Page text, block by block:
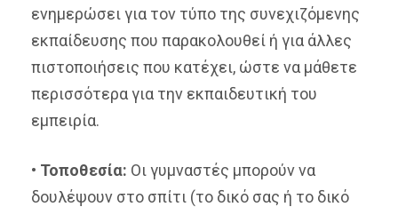
ενημερώσει για τον τύπο της συνεχιζόμενης
εκπαίδευσης που παρακολουθεί ή για άλλες
πιστοποιήσεις που κατέχει, ώστε να μάθετε
περισσότερα για την εκπαιδευτική του
εμπειρία.
• Τοποθεσία: Οι γυμναστές μπορούν να
δουλέψουν στο σπίτι (το δικό σας ή το δικό